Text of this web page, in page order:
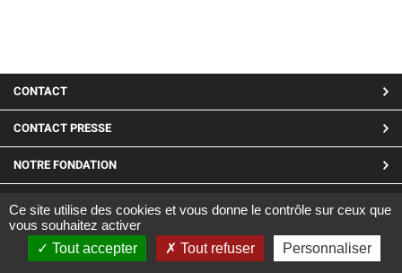
MENU
PIED
DE
PAGE
CONTACT
CONTACT PRESSE
NOTRE FONDATION
LINKEDIN
Site réalisé par CARGO ©2019
|Mentions Légales |Confidentialité et cookies
Ce site utilise des cookies et vous donne le contrôle sur ceux que
vous souhaitez activer
Tout accepter
Tout refuser Personnaliser